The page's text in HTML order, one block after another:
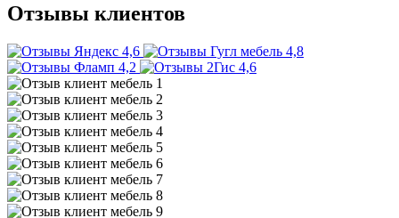
Отзывы клиентов
4,6
4,8
4,2
4,6